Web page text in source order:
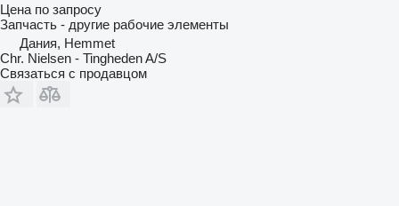
Цена по запросу
Запчасть - другие рабочие элементы
Дания, Hemmet
Chr. Nielsen - Tingheden A/S
Связаться с продавцом